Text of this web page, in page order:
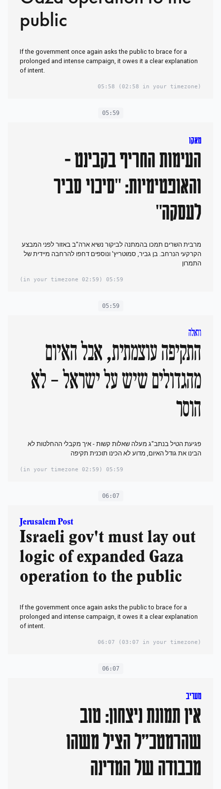
public
If the government once again asks the public to brace for a
prolonged and intense campaign, it owes it a clear explanation
of intent.
05:58 (02:58 in your timezone)
05:59
מאקו
העימות החריף בקבינט -
והאופטימיות: "סיכוי סביר
לעסקה"
מרבית השרים תמכו בהמתנה לביקור נשיא ארה"ב באזור לפני המבצע
הקרקעי הנרחב. בן גביר, סמוטריץ' ונוספים דחפו להרחבה מיידית של
התמרון
05:59
(02:59 in your timezone)
05:59
וואלה
התקיפה עוצמתית, אבל האיום
מהגדולים שיש על ישראל - לא
הוסר
פגיעת הטיל בנתב"ג מעלה שאלות קשות - איך מקבלי ההחלטות לא
הבינו את גודל האיום, מדוע לא הכינו תוכנית תקיפה
05:59
(02:59 in your timezone)
06:07
Jerusalem Post
Israeli gov't must lay out
logic of expanded Gaza
operation to the public
If the government once again asks the public to brace for a
prolonged and intense campaign, it owes it a clear explanation
of intent.
06:07 (03:07 in your timezone)
06:07
מעריב
אין תמונת ניצחון: טוב
שהרמטכ״ל הציל משהו
מכבודה של המדינה